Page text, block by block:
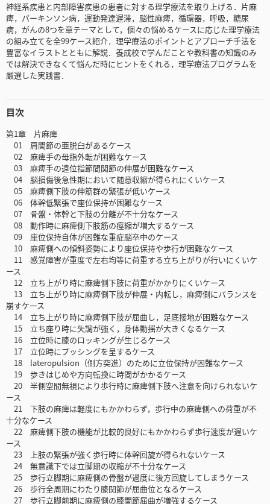
神経系疾患と内部障害疾患の患者に対する理学療法を取り上げる．片麻
痺，パーキンソン病，運動発達遅滞，脳性麻痺，循環器，呼吸，糖尿
病，がんの8つを章テーマとして，個々の悩めるケースに応じた理学療法
の組み立てを全99ケース紹介．理学療法のポイントとアプローチ手法を
豊富なイラストとともに解説．養成校で学んだことや教科書の知識のみ
では解決できなくて悩んだ時にヒントをくれる，理学療法プログラムを
厳選した実践書．
目次
第1章 片麻痺
01 肩関節の亜脱臼があるケース
02 麻痺手の母指外転が困難なケース
03 麻痺手の遠位指節間関節の伸展が困難なケース
04 脳損傷後急性期において随意収縮が得られにくいケース
05 麻痺側下肢の伸筋群の緊張が低いケース
06 体幹低緊張で座位保持が困難なケース
07 骨盤・体幹と下肢の分離が不十分なケース
08 動作時に麻痺側下肢筋の痙縮が増大するケース
09 座位保持自体が困難な重症脳卒中のケース
10 麻痺側への傾斜姿勢により座位保持や歩行が困難なケース
11 感覚障害が重度で左右均等に荷重する立ち上がりが行いにくいケ
ース
12 立ち上がり時に麻痺側下肢に荷重がかかりにくいケース
13 立ち上がり時に麻痺側下肢が伸展・内転し，麻痺側にバランスを
崩すケース
14 立ち上がり時に麻痺側下肢が屈曲し，足底接地が困難なケース
15 立ち座り時に失調が強く，身体動揺が大きくなるケース
16 立位時に膝のロッキングが生じるケース
17 立位時にプッシングを呈するケース
18 lateropulsion（側方突進）のために立位保持が困難なケース
19 歩きはじめや方向転換に時間がかかるケース
20 半側空間無視により歩行時に麻痺側下肢へ注意を向けられないケ
ース
21 下肢の麻痺は軽度にもかかわらず，歩行中の麻痺側への荷重が不
十分なケース
22 麻痺側下肢の機能が比較的良好にもかかわらず歩行速度が遅いケ
ース
23 上肢の緊張が強く歩行時に体幹回旋が得られないケース
24 無意識下では立脚期の収縮が不十分なケース
25 歩行立脚期に麻痺側の骨盤が過度に後方回旋してしまうケース
26 歩行全周期にわたり膝関節が屈曲位となるケース
27 歩行立脚前期に麻痺側の膝関節屈曲が増強するケース